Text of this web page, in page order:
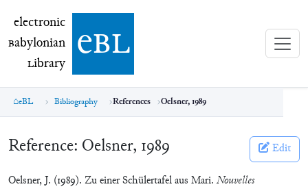
electronic Babylonian Library (eBL)
electronic
Babylonian
Library ebl
eBL Bibliography References Oelsner, 1989
Reference: Oelsner, 1989 Edit
Oelsner, J. (1989). Zu einer Schülertafel aus Mari. Nouvelles